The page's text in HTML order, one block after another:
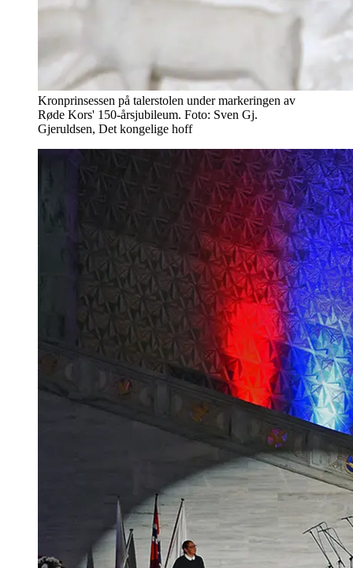
Kronprinsessen på talerstolen under markeringen av
Røde Kors' 150-årsjubileum. Foto: Sven Gj.
Gjeruldsen, Det kongelige hoff